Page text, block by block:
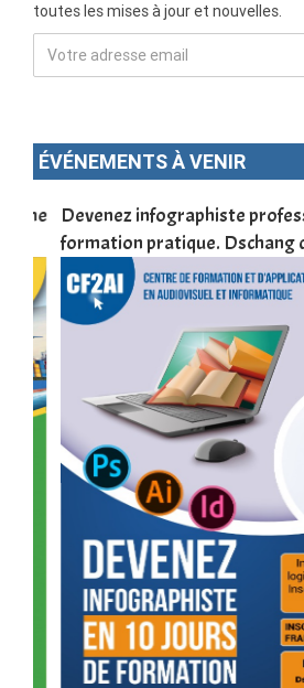
toutes les mises à jour et nouvelles.
ÉVÉNEMENTS À VENIR
Devenez infographiste
formation pratique. Dschang du